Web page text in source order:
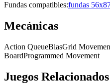
Fundas compatibles:fundas
Mecánicas
Action QueueBiasGrid
BoardProgrammed Movement
Juegos Relacionados